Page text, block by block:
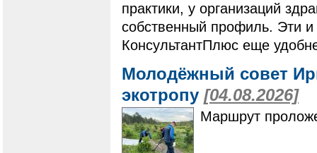
практики, у организаций
собственный профиль. Эти
КонсультантПлюс еще
Молодёжный совет
экотропу [04.08.2026]
Маршрут